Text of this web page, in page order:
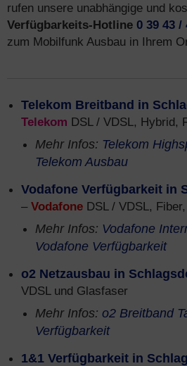
rufen unsere unabhängige und
Verfügbarkeits-Hotline 0 39 43 /
zum Mobilfunk Ausbau in Ihrem
Telekom Breitband in
Telekom DSL / VDSL, Hybrid,
Mehr Infos: Telekom
Telekom Ausbau
Vodafone Verfügbarkeit in
– Vodafone DSL / VDSL,
Mehr Infos: Vodafone
Vodafone Verfügbarkeit
o2 Netzausbau in
VDSL und Glasfaser
Mehr Infos: o2 Breitband
Verfügbarkeit
1&1 Verfügbarkeit in